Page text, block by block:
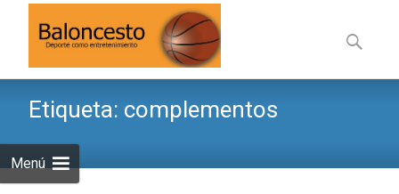
Menú
alBuscar:
Etiqueta: complementos